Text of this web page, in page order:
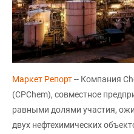
Маркет Репорт-- Компания
(CPChem), совместное
равными долями участия,
двух нефтехимических